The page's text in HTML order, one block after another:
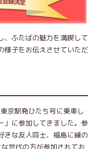
、ふたばの魅力を満喫して
様子をお伝えさせていただ
京駅発ひたち号に乗車し
」に参加してきました。参
きな友人同士、福島に縁の
世代の方が参加されてお